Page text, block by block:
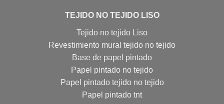
TEJIDO NO TEJIDO LISO
Tejido no tejido Liso
Revestimiento mural tejido no tejido
Base de papel pintado
Papel pintado no tejido
Papel pintado tejido no tejido
Papel pintado tnt